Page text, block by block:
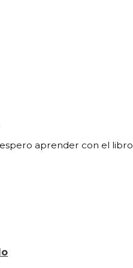
aprender con el libro